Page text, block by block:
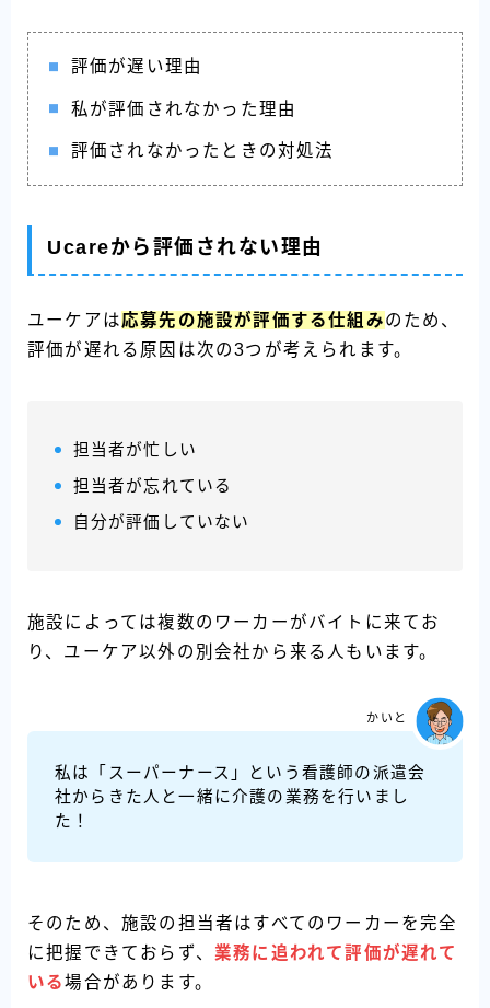
評価が遅い理由
私が評価されなかった理由
評価されなかったときの対処法
Ucareから評価されない理由
ユーケアは応募先の施設が評価する仕組みのため、
評価が遅れる原因は次の3つが考えられます。
担当者が忙しい
担当者が忘れている
自分が評価していない
施設によっては複数のワーカーがバイトに来てお
り、ユーケア以外の別会社から来る人もいます。
私は「スーパーナース」という看護師の派遣会
社からきた人と一緒に介護の業務を行いまし
た！
かいと
そのため、施設の担当者はすべてのワーカーを完全
に把握できておらず、 業務に追われて評価が遅れて
いる場合があります。